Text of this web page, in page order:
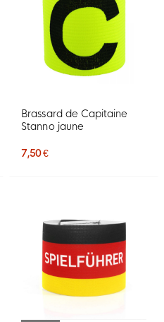
Brassard de Capitaine
Stanno jaune
7,50 €